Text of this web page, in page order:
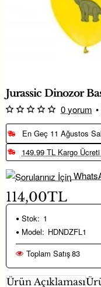
Jurassic Dinozor
En Geç 11 Ağustos
149.99 TL Kargo
0 yorum •
114,00TL
Stok: 1
Model: HDNDZFL1
Toplam Satış83
Ürün Açıklaması